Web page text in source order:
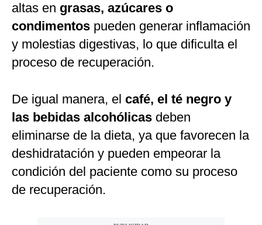
altas en grasas, azúcares o
condimentos pueden generar inflamación
y molestias digestivas, lo que dificulta el
proceso de recuperación.
De igual manera, el café, el té negro y
las bebidas alcohólicas deben
eliminarse de la dieta, ya que favorecen la
deshidratación y pueden empeorar la
condición del paciente como su proceso
de recuperación.